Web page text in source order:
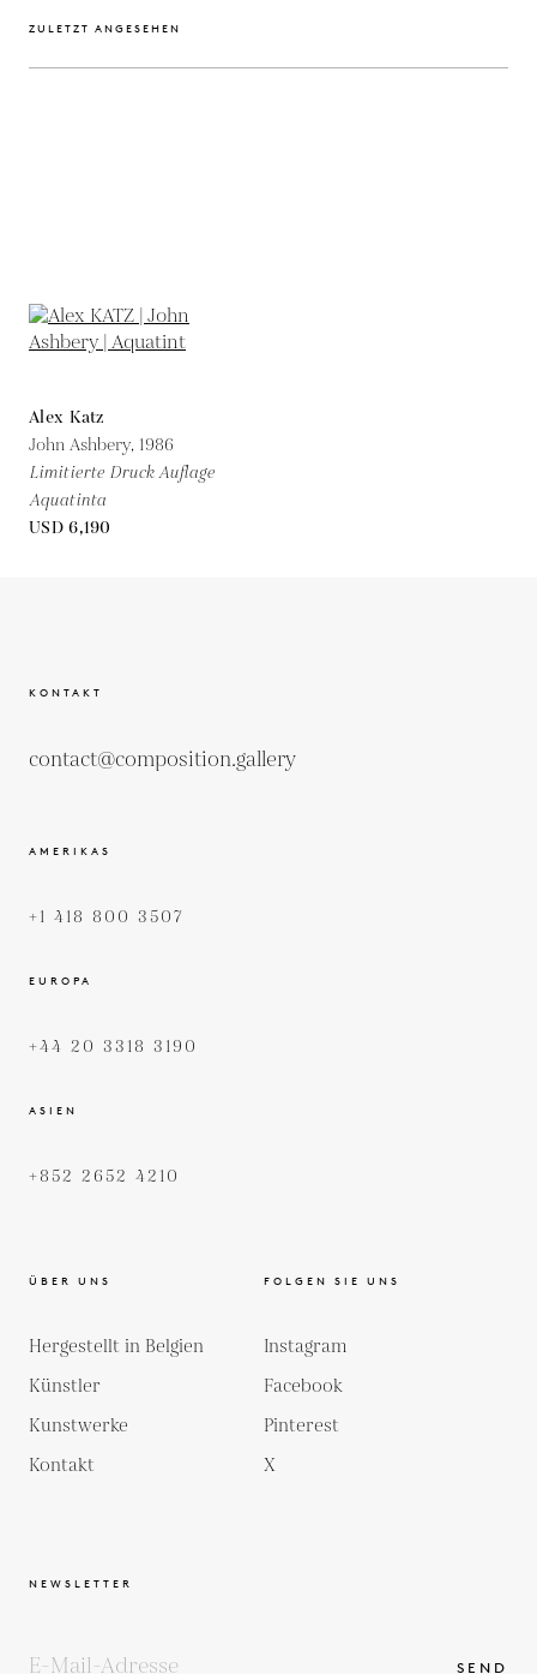
ZULETZT ANGESEHEN
Alex Katz
John Ashbery, 1986
Limitierte Druck Auflage
Aquatinta
USD 6,190
KONTAKT
contact@composition.gallery
AMERIKAS
+1 418 800 3507
EUROPA
+44 20 3318 3190
ASIEN
+852 2652 4210
ÜBER UNS
Hergestellt in Belgien
Künstler
Kunstwerke
Kontakt
FOLGEN SIE UNS
Instagram
Facebook
Pinterest
X
NEWSLETTER
SEND